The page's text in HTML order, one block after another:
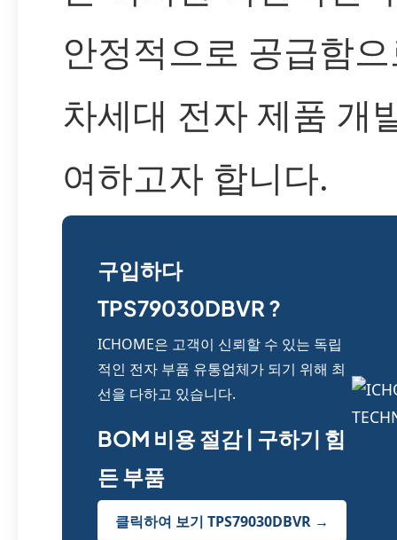
안정적으로 공급함
차세대 전자 제품 개
여하고자 합니다.
구입하다
TPS79030DBVR ?
ICHOME은 고객이 신뢰할 수 있는 독립
적인 전자 부품 유통업체가 되기 위해 최
선을 다하고 있습니다.
BOM 비용 절감 | 구하기 힘
든 부품
클릭하여 보기 TPS79030DBVR →